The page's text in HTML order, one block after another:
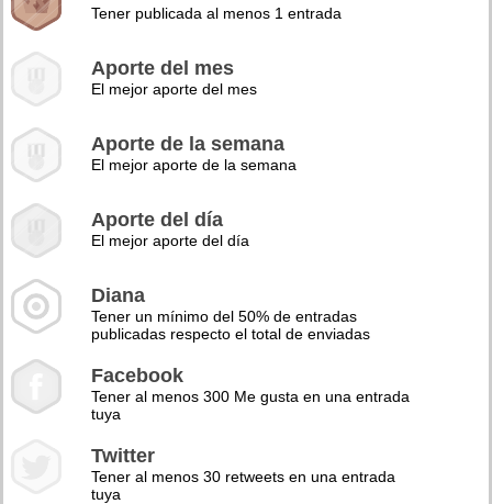
Tener publicada al menos 1 entrada
Aporte del mes
El mejor aporte del mes
Aporte de la semana
El mejor aporte de la semana
Aporte del día
El mejor aporte del día
Diana
Tener un mínimo del 50% de entradas
publicadas respecto el total de enviadas
Facebook
Tener al menos 300 Me gusta en una entrada
tuya
Twitter
Tener al menos 30 retweets en una entrada
tuya